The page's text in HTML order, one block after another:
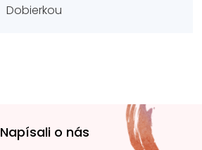
Dobierkou
Napísali o nás